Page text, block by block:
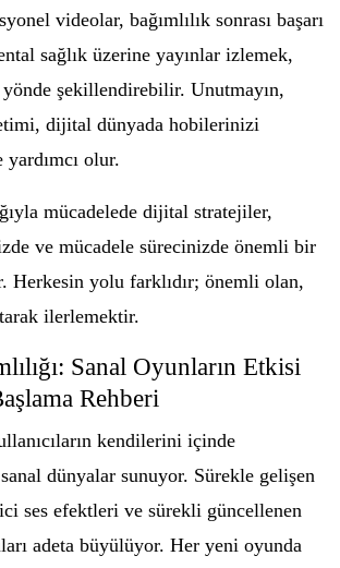
videolar, bağımlılık sonrası başarı
sağlık üzerine yayınlar izlemek,
şekillendirebilir. Unutmayın,
dijital dünyada hobilerinizi
olur.
mücadelede dijital stratejiler,
ve mücadele sürecinizde önemli bir
Herkesin yolu farklıdır; önemli olan,
ilerlemektir.
Sanal Oyunların Etkisi
Rehberi
kendilerini içinde
dünyalar sunuyor. Sürekle gelişen
ses efektleri ve sürekli güncellenen
adeta büyülüyor. Her yeni oyunda